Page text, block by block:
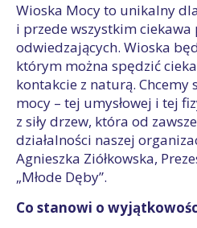
Wioska Mocy to unikalny
i przede wszystkim
odwiedzających. Wioska
którym można spędzić
kontakcie z naturą. Chcemy
mocy – tej umysłowej i tej
z siły drzew, która od
działalności naszej
Agnieszka Ziółkowska,
„Młode Dęby”.
Co stanowi o